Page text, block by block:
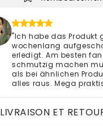
"Ich habe das Produkt
wochenlang
erledigt. Am besten
schmutzig machen
als bei ähnlichen
alles raus. Mega
LIVRAISON ET